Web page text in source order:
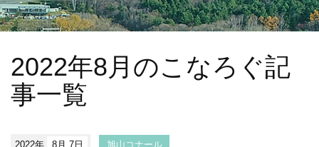
2022年8月のこなろぐ記
事一覧
2022年 8月 7日 旭山コナール